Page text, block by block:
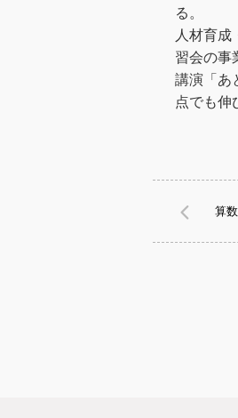
る。
人材育成
習会の事
講演「あ
点でも伸
算